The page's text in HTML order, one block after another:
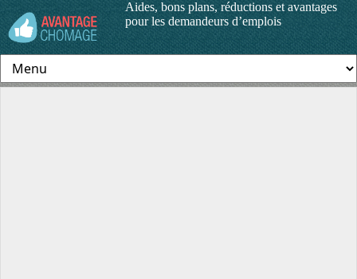
Aides, bons plans, réductions et avantages
pour les demandeurs d’emplois